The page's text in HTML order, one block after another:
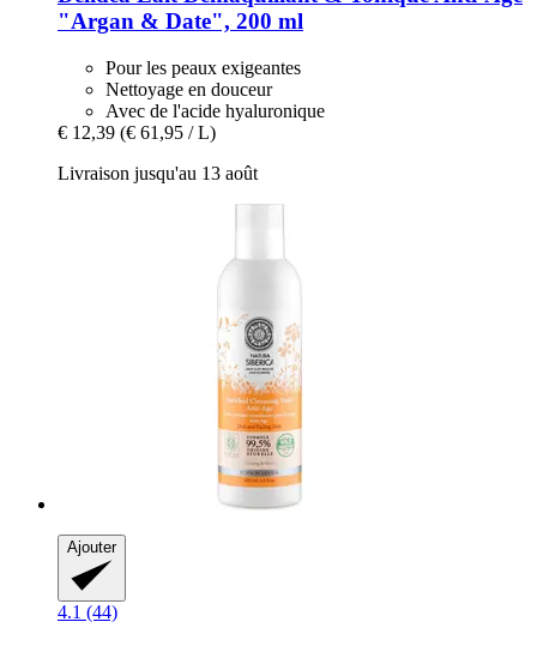
"Argan & Date", 200 ml
Pour les peaux exigeantes
Nettoyage en douceur
Avec de l'acide hyaluronique
€ 12,39 (€ 61,95 / L)
Livraison jusqu'au 13 août
Ajouter
4.1 (44)